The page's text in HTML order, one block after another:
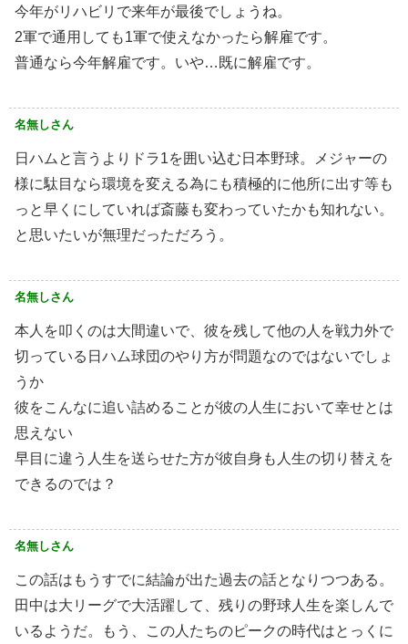
今年がリハビリで来年が最後でしょうね。
2軍で通用しても1軍で使えなかったら解雇です。
普通なら今年解雇です。いや…既に解雇です。
名無しさん
日ハムと言うよりドラ1を囲い込む日本野球。メジャーの
様に駄目なら環境を変える為にも積極的に他所に出す等も
っと早くにしていれば斎藤も変わっていたかも知れない。
と思いたいが無理だっただろう。
名無しさん
本人を叩くのは大間違いで、彼を残して他の人を戦力外で
切っている日ハム球団のやり方が問題なのではないでしょ
うか
彼をこんなに追い詰めることが彼の人生において幸せとは
思えない
早目に違う人生を送らせた方が彼自身も人生の切り替えを
できるのでは？
名無しさん
この話はもうすでに結論が出た過去の話となりつつある。
田中は大リーグで大活躍して、残りの野球人生を楽しんで
いるようだ。もう、この人たちのピークの時代はとっくに